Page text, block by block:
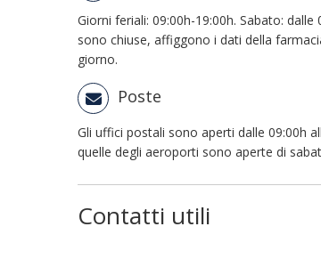
Giorni feriali: 09:00h-19:00h. Sabato:
sono chiuse, affiggono i dati della
giorno.
Poste
Gli uffici postali sono aperti dalle 09:00h
quelle degli aeroporti sono aperte di
Contatti utili